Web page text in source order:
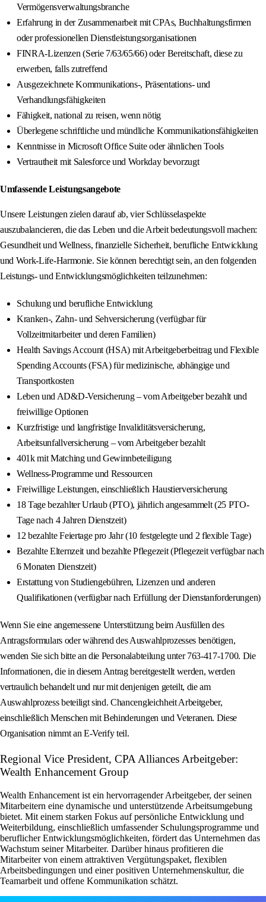
Vermögensverwaltungsbranche
Erfahrung in der Zusammenarbeit mit CPAs, Buchhaltungsfirmen
oder professionellen Dienstleistungsorganisationen
FINRA-Lizenzen (Serie 7/63/65/66) oder Bereitschaft, diese zu
erwerben, falls zutreffend
Ausgezeichnete Kommunikations-, Präsentations- und
Verhandlungsfähigkeiten
Fähigkeit, national zu reisen, wenn nötig
Überlegene schriftliche und mündliche Kommunikationsfähigkeiten
Kenntnisse in Microsoft Office Suite oder ähnlichen Tools
Vertrautheit mit Salesforce und Workday bevorzugt
Umfassende Leistungsangebote
Unsere Leistungen zielen darauf ab, vier Schlüsselaspekte
auszubalancieren, die das Leben und die Arbeit bedeutungsvoll machen:
Gesundheit und Wellness, finanzielle Sicherheit, berufliche Entwicklung
und Work-Life-Harmonie. Sie können berechtigt sein, an den folgenden
Leistungs- und Entwicklungsmöglichkeiten teilzunehmen:
Schulung und berufliche Entwicklung
Kranken-, Zahn- und Sehversicherung (verfügbar für
Vollzeitmitarbeiter und deren Familien)
Health Savings Account (HSA) mit Arbeitgeberbeitrag und Flexible
Spending Accounts (FSA) für medizinische, abhängige und
Transportkosten
Leben und AD&D-Versicherung – vom Arbeitgeber bezahlt und
freiwillige Optionen
Kurzfristige und langfristige Invaliditätsversicherung,
Arbeitsunfallversicherung – vom Arbeitgeber bezahlt
401k mit Matching und Gewinnbeteiligung
Wellness-Programme und Ressourcen
Freiwillige Leistungen, einschließlich Haustierversicherung
18 Tage bezahlter Urlaub (PTO), jährlich angesammelt (25 PTO-
Tage nach 4 Jahren Dienstzeit)
12 bezahlte Feiertage pro Jahr (10 festgelegte und 2 flexible Tage)
Bezahlte Elternzeit und bezahlte Pflegezeit (Pflegezeit verfügbar nach
6 Monaten Dienstzeit)
Erstattung von Studiengebühren, Lizenzen und anderen
Qualifikationen (verfügbar nach Erfüllung der Dienstanforderungen)
Wenn Sie eine angemessene Unterstützung beim Ausfüllen des
Antragsformulars oder während des Auswahlprozesses benötigen,
wenden Sie sich bitte an die Personalabteilung unter 763-417-1700. Die
Informationen, die in diesem Antrag bereitgestellt werden, werden
vertraulich behandelt und nur mit denjenigen geteilt, die am
Auswahlprozess beteiligt sind. Chancengleichheit Arbeitgeber,
einschließlich Menschen mit Behinderungen und Veteranen. Diese
Organisation nimmt an E-Verify teil.
Regional Vice President, CPA Alliances Arbeitgeber:
Wealth Enhancement Group
Wealth Enhancement ist ein hervorragender Arbeitgeber, der seinen
Mitarbeitern eine dynamische und unterstützende Arbeitsumgebung
bietet. Mit einem starken Fokus auf persönliche Entwicklung und
Weiterbildung, einschließlich umfassender Schulungsprogramme und
beruflicher Entwicklungsmöglichkeiten, fördert das Unternehmen das
Wachstum seiner Mitarbeiter. Darüber hinaus profitieren die
Mitarbeiter von einem attraktiven Vergütungspaket, flexiblen
Arbeitsbedingungen und einer positiven Unternehmenskultur, die
Teamarbeit und offene Kommunikation schätzt.